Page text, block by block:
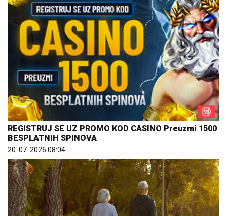
REGISTRUJ SE UZ PROMO KOD CASINO Preuzmi 1500
BESPLATNIH SPINOVA
20. 07. 2026 08:04